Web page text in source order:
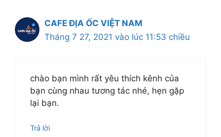
CAFE ĐỊA ỐC VIỆT NAM
Tháng 7 27, 2021 vào lúc 11:53 chiều
chào bạn mình rất yêu thích kênh của
bạn cùng nhau tương tác nhé, hẹn gặp
lại bạn.
Trả lời